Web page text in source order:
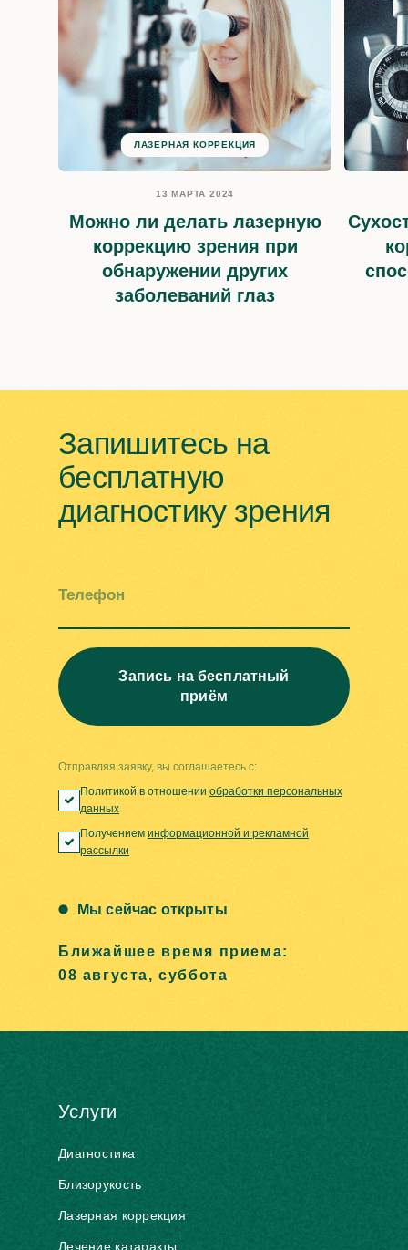
ЛАЗЕРНАЯ КОРРЕКЦИЯ
13 МАРТА 2024
Можно ли делать лазерную
коррекцию зрения при
обнаружении других
заболеваний глаз
Запишитесь на
бесплатную
диагностику зрения
Телефон
Запись на бесплатный
приём
Отправляя заявку, вы соглашаетесь с:
Политикой в отношении обработки персональных
данных
Получением информационной и рекламной
рассылки
Мы сейчас открыты
Ближайшее время приема:
08 августа, суббота
Услуги
Диагностика
Близорукость
Лазерная коррекция
Лечение катаракты